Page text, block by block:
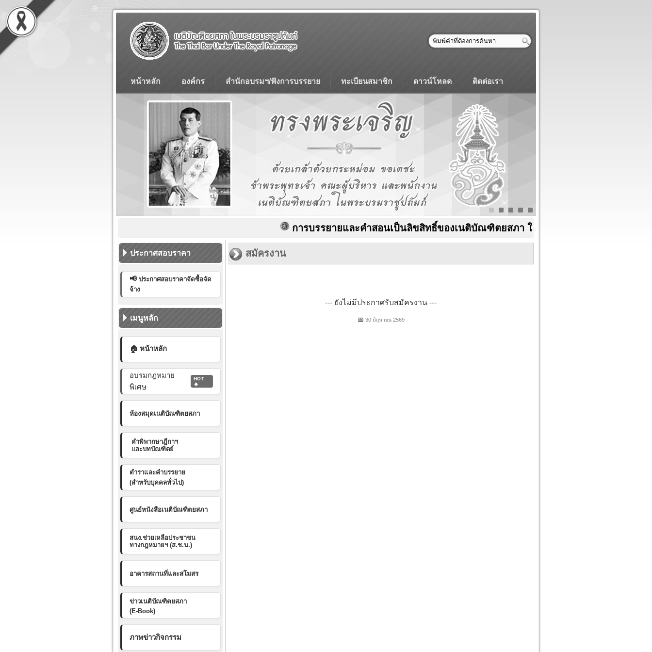
หน้าหลัก องค์กร สำนักอบรมฯ/ฟังการบรรยาย ทะเบียนสมาชิก ดาวน์โหลด ติดต่อเรา
การบรรยายและคำสอนเป็นลิขสิทธิ์ของเนติบัณฑิตยสภา ในพระบรมราชูปถัมภ์ สามัญสม
ประกาศสอบราคา
📢 ประกาศสอบราคาจัดซื้อจัด
จ้าง
เมนูหลัก
🏠 หน้าหลัก
อบรมกฎหมาย
พิเศษ
HOT
🔥
ห้องสมุดเนติบัณฑิตยสภา
คำพิพากษาฎีกาฯ
และบทบัณฑิตย์
ตำราและคำบรรยาย
(สำหรับบุคคลทั่วไป)
ศูนย์หนังสือเนติบัณฑิตยสภา
สนง.ช่วยเหลือประชาชน
ทางกฎหมายฯ (ส.ช.น.)
อาคารสถานที่และสโมสร
ข่าวเนติบัณฑิตยสภา
(E-Book)
ภาพข่าวกิจกรรม
สมัครงาน
--- ยังไม่มีประกาศรับสมัครงาน ---
📅 30 มิถุนายน 2569